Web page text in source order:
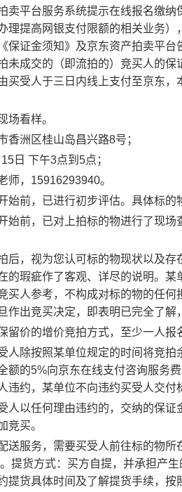
卖平台服务系统提示在线报名缴
理提高网银支付限额的相关业务
保证金须知》及京东资产拍卖平
未成交的（即流拍的）竞买人的
买受人于三日内线上支付至京东
场看样。
香洲区桂山岛昌兴路8号；
日 下午3点到5点；
师，15916293940。
始前，已进行初步评估。具体标
始前，已对上拍标的物进行了现
后，视为您认可标的物现状以及
的瑕疵作了客观、详尽的说明。 某
买人参考，不构成对标的物的任
作出竞买决定，即表明已完全了
留价的增价竞拍方式，至少一人
人除按照某单位规定的时间将竞
额的5%向京东在线支付咨询服务
违约，某单位不向违约买受人交
人以任何理由违约的，交纳的保
竞买。
送服务，需要买受人前往标的物
提货方式：买方自提，并承担产
提货具体时间及了解提货手续，